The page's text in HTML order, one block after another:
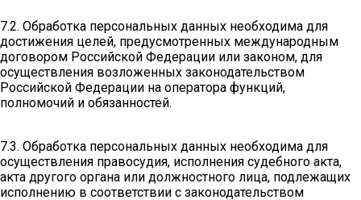
7.2. Обработка персональных данных необходима для
достижения целей, предусмотренных международным
договором Российской Федерации или законом, для
осуществления возложенных законодательством
Российской Федерации на оператора функций,
полномочий и обязанностей.
7.3. Обработка персональных данных необходима для
осуществления правосудия, исполнения судебного акта,
акта другого органа или должностного лица, подлежащих
исполнению в соответствии с законодательством